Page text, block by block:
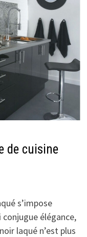
de cuisine
s’impose
élégance,
laqué n’est plus